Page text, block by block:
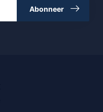
Abonneer